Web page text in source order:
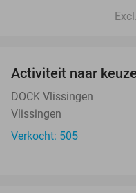
Activiteit naar
DOCK Vlissingen
Vlissingen
Verkocht: 505